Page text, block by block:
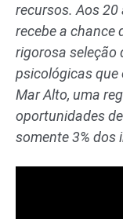
recursos. Aos 20
recebe a chance
rigorosa seleção
psicológicas que
Mar Alto, uma
oportunidades
somente 3% dos